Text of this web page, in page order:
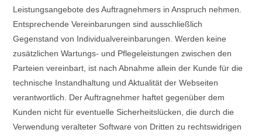
Leistungsangebote des Auftragnehmers in Anspruch nehmen.
Entsprechende Vereinbarungen sind ausschließlich
Gegenstand von Individualvereinbarungen. Werden keine
zusätzlichen Wartungs- und Pflegeleistungen zwischen den
Parteien vereinbart, ist nach Abnahme allein der Kunde für die
technische Instandhaltung und Aktualität der Webseiten
verantwortlich. Der Auftragnehmer haftet gegenüber dem
Kunden nicht für eventuelle Sicherheitslücken, die durch die
Verwendung veralteter Software von Dritten zu rechtswidrigen